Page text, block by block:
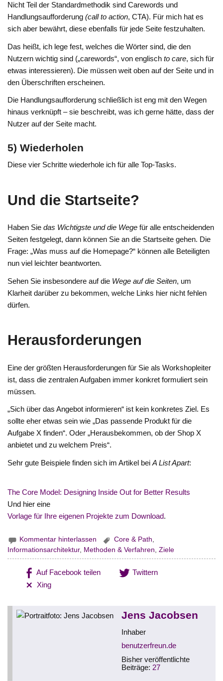
Nicht Teil der Standardmethodik sind Carewords und
Handlungsaufforderung(call to action, CTA). Für mich hat es
sich aber bewährt, diese ebenfalls für jede Seite festzuhalten.
Das heißt, ich lege fest, welches die Wörter sind, die den
Nutzern wichtig sind („carewords“, von englischto care, sich für
etwas interessieren). Die müssen weit oben auf der Seite und in
den Überschriften erscheinen.
Die Handlungsaufforderung schließlich ist eng mit den Wegen
hinaus verknüpft – sie beschreibt, was ich gerne hätte, dass der
Nutzer auf der Seite macht.
5) Wiederholen
Diese vier Schritte wiederhole ich für alle Top-Tasks.
Und die Startseite?
Haben Siedas Wichtigste und die Wege für alle entscheidenden
Seiten festgelegt, dann können Sie an die Startseite gehen. Die
Frage: „Was muss auf die Homepage?“ können alle Beteiligten
nun viel leichter beantworten.
Sehen Sie insbesondere auf die Wege auf die Seiten, um
Klarheit darüber zu bekommen, welche Links hier nicht fehlen
dürfen.
Herausforderungen
Eine der größten Herausforderungen für Sie als Workshopleiter
ist, dass die zentralen Aufgaben immer konkret formuliert sein
müssen.
„Sich über das Angebot informieren“ ist kein konkretes Ziel. Es
sollte eher etwas sein wie „Das passende Produkt für die
Aufgabe X finden“. Oder „Herausbekommen, ob der Shop X
anbietet und zu welchem Preis“.
Sehr gute Beispiele finden sich im Artikel beiA List Apart:
The Core Model: Designing Inside Out for Better Results
Und hier eine
Vorlage für Ihre eigenen Projekte zum Download.
Kommentar hinterlassen Core & Path,
Informationsarchitektur, Methoden & Verfahren ,Ziele
Auf Facebook teilen
Twittern
Xing
Jens Jacobsen
Inhaber
benutzerfreun.de
Bisher veröffentlichte
Beiträge: 27